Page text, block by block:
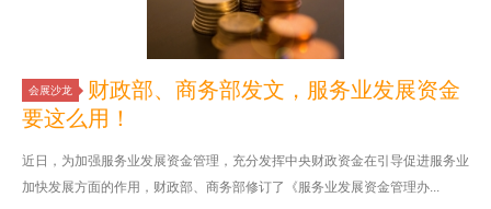
会展沙龙
财政部、商务部发文，服务业发展资金
要这么用！
近日，为加强服务业发展资金管理，充分发挥中央财政资金在引导促进服务业
加快发展方面的作用，财政部、商务部修订了《服务业发展资金管理办...